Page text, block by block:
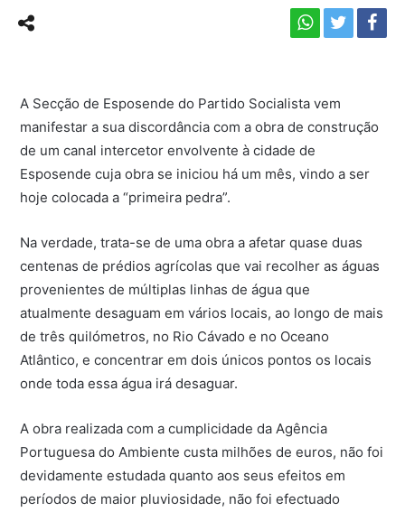
A Secção de Esposende do Partido Socialista vem
manifestar a sua discordância com a obra de construção
de um canal intercetor envolvente à cidade de
Esposende cuja obra se iniciou há um mês, vindo a ser
hoje colocada a “primeira pedra”.
Na verdade, trata-se de uma obra a afetar quase duas
centenas de prédios agrícolas que vai recolher as águas
provenientes de múltiplas linhas de água que
atualmente desaguam em vários locais, ao longo de mais
de três quilómetros, no Rio Cávado e no Oceano
Atlântico, e concentrar em dois únicos pontos os locais
onde toda essa água irá desaguar.
A obra realizada com a cumplicidade da Agência
Portuguesa do Ambiente custa milhões de euros, não foi
devidamente estudada quanto aos seus efeitos em
períodos de maior pluviosidade, não foi efectuado